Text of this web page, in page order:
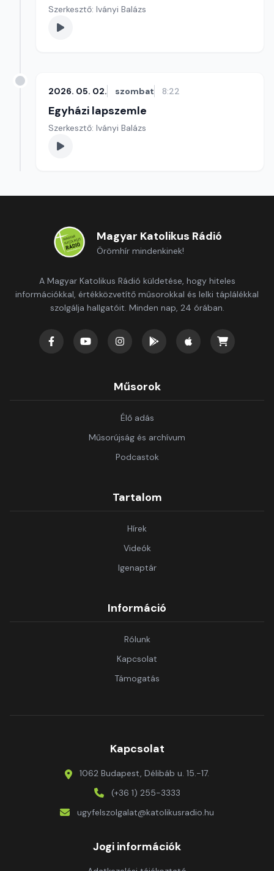
Szerkesztő: Iványi Balázs
2026. 05. 02. szombat 8:22
Egyházi lapszemle
Szerkesztő: Iványi Balázs
Magyar Katolikus Rádió
Örömhír mindenkinek!
A Magyar Katolikus Rádió küldetése, hogy hiteles
információkkal, értékközvetítő műsorokkal és lelki táplálékkal
szolgálja hallgatóit. Minden nap, 24 órában.
Műsorok
Élő adás
Műsorújság és archívum
Podcastok
Tartalom
Hírek
Videók
Igenaptár
Információ
Rólunk
Kapcsolat
Támogatás
Kapcsolat
1062 Budapest, Délibáb u. 15.-17.
(+36 1) 255-3333
ugyfelszolgalat@katolikusradio.hu
Jogi információk